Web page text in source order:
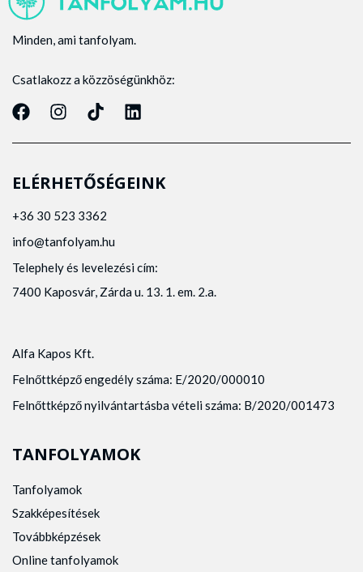
Minden, ami tanfolyam.
Csatlakozz a közzöségünkhöz:
ELÉRHETŐSÉGEINK
+36 30 523 3362
info@tanfolyam.hu
Telephely és levelezési cím:
7400 Kaposvár, Zárda u. 13. 1. em. 2.a.
Alfa Kapos Kft.
Felnőttképző engedély száma: E/2020/000010
Felnőttképző nyilvántartásba vételi száma: B/2020/001473
TANFOLYAMOK
Tanfolyamok
Szakképesítések
Továbbképzések
Online tanfolyamok